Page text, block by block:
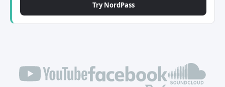
Try NordPass